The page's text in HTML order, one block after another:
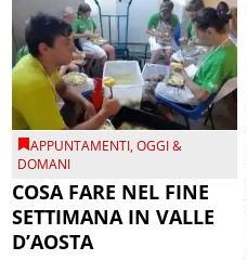
APPUNTAMENTI,OGGI &
DOMANI
COSA FARE NEL FINE
SETTIMANA IN VALLE
D’AOSTA